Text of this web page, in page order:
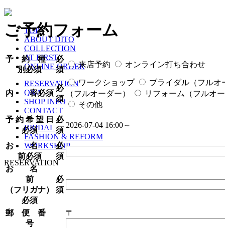
TOP
ABOUT DITO
COLLECTION
AT FIRST
ONLINE ORDER
RESERVATION
Q&A
SHOP INFO
CONTACT
BRIDAL
FASHION & REFORM
WORKSHOP
RESERVATION
ご予約フォーム
予 約 種
別必須
必
須
来店予約 オンライン打ち合わせ
内 容必須
必
須
ワークショップ
ブライダル（フルオ
（フルオーダー）
リフォーム（フルオ
その他
予 約 希 望 日
必須
必
須
2026-07-04 16:00～
お 名
前必須
必
須
お 名
前
（フリガナ）
必須
必
須
郵 便 番
号
〒